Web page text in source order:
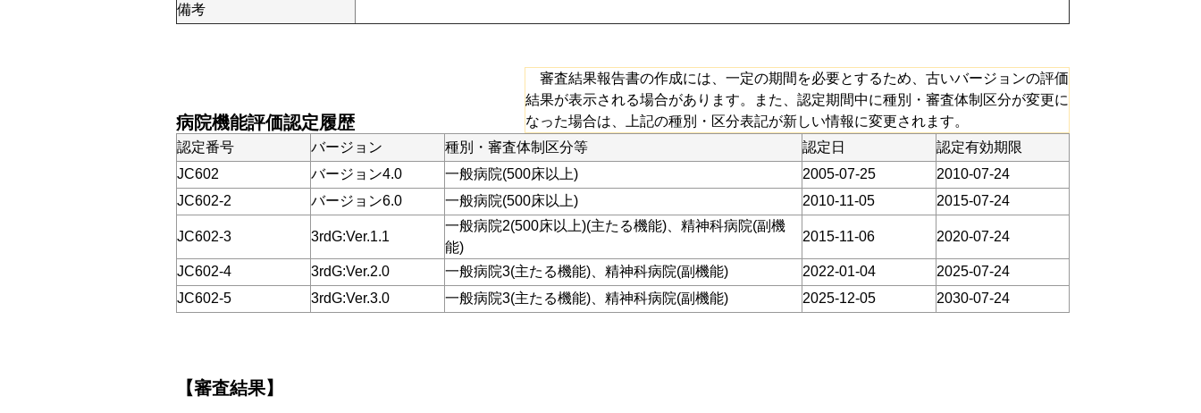
備考
病院機能評価認定履歴
審査結果報告書の作成には、一定の期間を必要とするため、古いバージョンの評価
結果が表示される場合があります。また、認定期間中に種別・審査体制区分が変更に
なった場合は、上記の種別・区分表記が新しい情報に変更されます。
認定番号
バージョン 種別・審査体制区分等 認定日
認定有効期限
JC602
バージョン4.0 一般病院(500床以上) 2005-07-25
2010-07-24
JC602-2
バージョン6.0 一般病院(500床以上) 2010-11-05 2015-07-24
JC602-3 3rdG:Ver.1.1
一般病院2(500床以上)(主たる機能)、精神科病院(副機
能)
2015-11-06 2020-07-24
JC602-4 3rdG:Ver.2.0 一般病院3(主たる機能)、精神科病院(副機能) 2022-01-04
2025-07-24
JC602-5
3rdG:Ver.3.0 一般病院3(主たる機能)、精神科病院(副機能) 2025-12-05 2030-07-24
【審査結果】